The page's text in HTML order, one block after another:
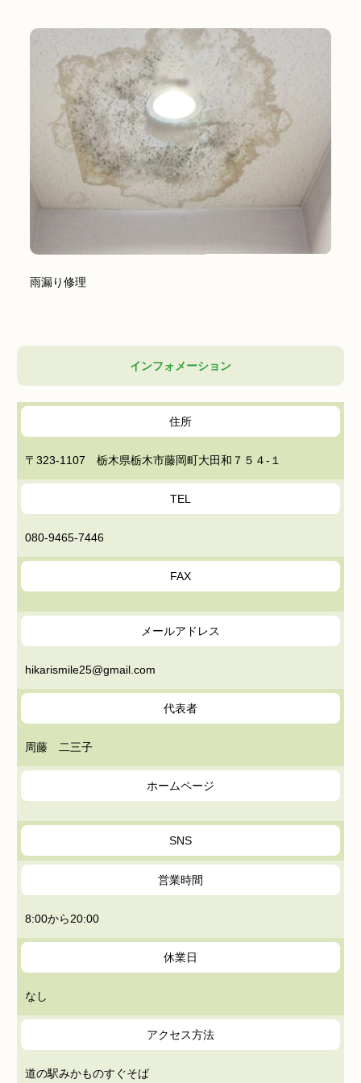
雨漏り修理
インフォメーション
住所
〒323-1107 栃木県栃木市藤岡町大田和７５４-１
TEL
080-9465-7446
FAX
メールアドレス
hikarismile25@gmail.com
代表者
周藤 二三子
ホームページ
SNS
営業時間
8:00から20:00
休業日
なし
アクセス方法
道の駅みかものすぐそば